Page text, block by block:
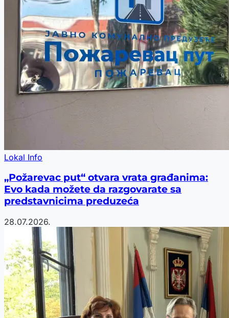
Lokal Info
„Požarevac put“ otvara vrata građanima:
Evo kada možete da razgovarate sa
predstavnicima preduzeća
28.07.2026.